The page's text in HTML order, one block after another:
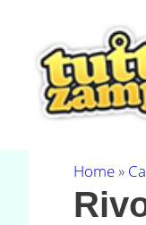
contenuto
Home»